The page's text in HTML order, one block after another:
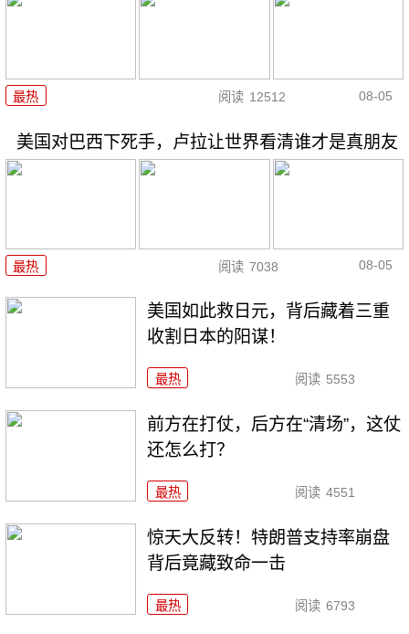
最热 阅读 12512 08-05
美国对巴西下死手，卢拉让世界看清谁才是真朋友
最热 阅读 7038 08-05
美国如此救日元，背后藏着三重
收割日本的阳谋！
最热 阅读 5553
前方在打仗，后方在“清场”，这仗
还怎么打？
最热 阅读 4551
惊天大反转！特朗普支持率崩盘
背后竟藏致命一击
最热 阅读 6793